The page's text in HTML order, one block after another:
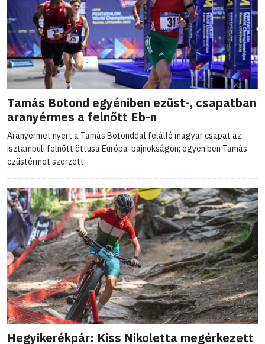
Tamás Botond egyéniben ezüst-, csapatban
aranyérmes a felnőtt Eb-n
Aranyérmet nyert a Tamás Botonddal felálló magyar csapat az
isztambuli felnőtt öttusa Európa-bajnokságon; egyéniben Tamás
ezüstérmet szerzett.
Hegyikerékpár: Kiss Nikoletta megérkezett